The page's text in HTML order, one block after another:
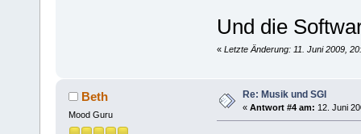
Und die
« Letzte Änderung: 11. Juni 2009,
Beth
Mood Guru
Re: Musik und SGI
« Antwort #4 am: 12. Juni